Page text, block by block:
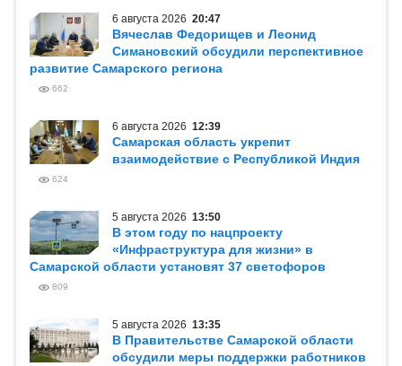
6 августа 2026 20:47
Вячеслав Федорищев и Леонид
Симановский обсудили перспективное
развитие Самарского региона
662
6 августа 2026 12:39
Самарская область укрепит
взаимодействие с Республикой Индия
624
5 августа 2026 13:50
В этом году по нацпроекту
«Инфраструктура для жизни» в
Самарской области установят 37 светофоров
809
5 августа 2026 13:35
В Правительстве Самарской области
обсудили меры поддержки работников